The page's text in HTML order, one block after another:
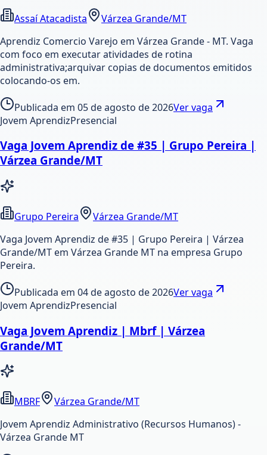
Assaí Atacadista
Várzea Grande/MT
Aprendiz Comercio Varejo em Várzea Grande - MT. Vaga
com foco em executar atividades de rotina
administrativa;arquivar copias de documentos emitidos
colocando-os em.
Publicada em 05 de agosto de 2026Ver vaga
Jovem AprendizPresencial
Vaga Jovem Aprendiz de #35 | Grupo Pereira |
Várzea Grande/MT
Grupo Pereira
Várzea Grande/MT
Vaga Jovem Aprendiz de #35 | Grupo Pereira | Várzea
Grande/MT em Várzea Grande MT na empresa Grupo
Pereira.
Publicada em 04 de agosto de 2026Ver vaga
Jovem AprendizPresencial
Vaga Jovem Aprendiz | Mbrf | Várzea
Grande/MT
MBRF
Várzea Grande/MT
Jovem Aprendiz Administrativo (Recursos Humanos) -
Várzea Grande MT